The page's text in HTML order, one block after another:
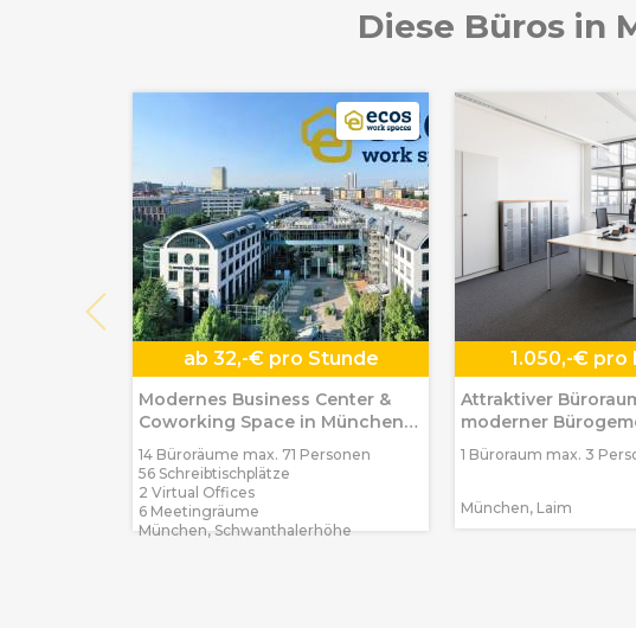
Diese Büros in
ab 32,-€ pro Stunde
Modernes Business Center &
Coworking Space in München-
Schwanthalerhöhe
14 Büroräume max. 71 Personen
56 Schreibtischplätze
2 Virtual Offices
6 Meetingräume
München, Schwanthalerhöhe
1.050,-€ pro
Attraktiver
moderner
München-Laim
1 Büroraum max. 3
München, Laim